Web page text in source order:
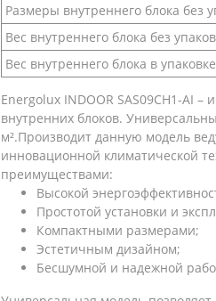
Размеры внутреннего блока без
Вес внутреннего блока без
Вес внутреннего блока в упаковке
Energolux INDOOR SAS09CH1-AI
внутренних блоков.
м².Производит данную модель
инновационной климатической
преимуществами:
Высокой
Простотой установки и
Компактными размерами;
Эстетичным дизайном;
Бесшумной и надежной